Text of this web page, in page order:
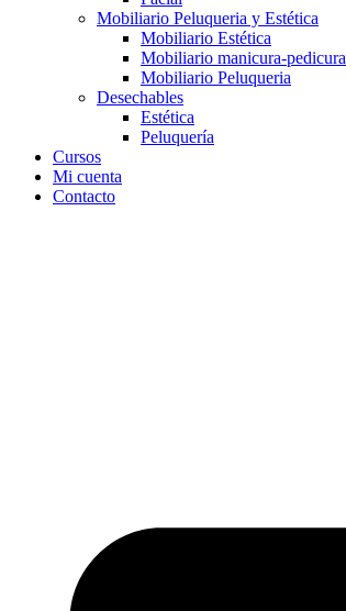
Mobiliario Peluqueria y Estética
Mobiliario Estética
Mobiliario manicura-pedicura
Mobiliario Peluqueria
Desechables
Estética
Peluquería
Cursos
Mi cuenta
Contacto